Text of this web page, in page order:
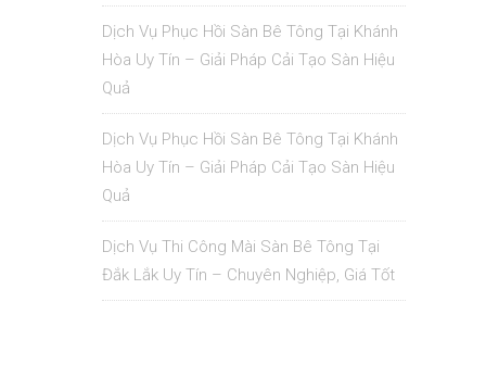
Dịch Vụ Phục Hồi Sàn Bê Tông Tại Khánh
Hòa Uy Tín – Giải Pháp Cải Tạo Sàn Hiệu
Quả
Dịch Vụ Phục Hồi Sàn Bê Tông Tại Khánh
Hòa Uy Tín – Giải Pháp Cải Tạo Sàn Hiệu
Quả
Dịch Vụ Thi Công Mài Sàn Bê Tông Tại
Đắk Lắk Uy Tín – Chuyên Nghiệp, Giá Tốt